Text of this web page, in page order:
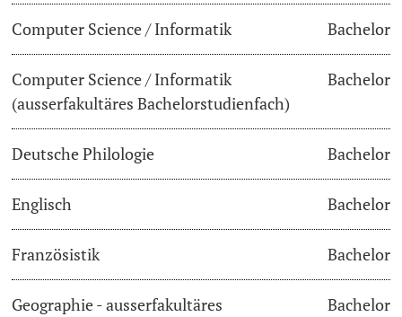
Dokumente und Verifikation
«Start Smart»-Week
Mobilität
Campus Stories
Hörerinnen/Hörer
Student Life
Computer Science / Informatik Bachelor
Computer Science / Informatik
(ausserfakultäres Bachelorstudienfach)
Bachelor
Deutsche Philologie Bachelor
Englisch Bachelor
Französistik Bachelor
Geographie - ausserfakultäres
Bachelor